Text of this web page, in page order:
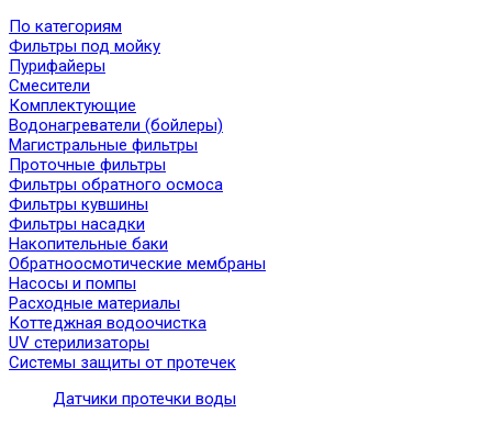
По категориям
Фильтры под мойку
Пурифайеры
Смесители
Комплектующие
Водонагреватели (бойлеры)
Магистральные фильтры
Проточные фильтры
Фильтры обратного осмоса
Фильтры кувшины
Фильтры насадки
Накопительные баки
Обратноосмотические мембраны
Насосы и помпы
Расходные материалы
Коттеджная водоочистка
UV стерилизаторы
Системы защиты от протечек
Датчики протечки воды